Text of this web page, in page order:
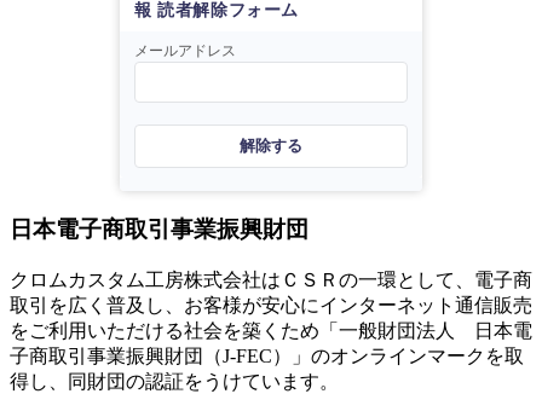
報 読者解除フォーム
メールアドレス
解除する
日本電子商取引事業振興財団
クロムカスタム工房株式会社はＣＳＲの一環として、電子商
取引を広く普及し、お客様が安心にインターネット通信販売
をご利用いただける社会を築くため「一般財団法人 日本電
子商取引事業振興財団（J-FEC）」のオンラインマークを取
得し、同財団の認証をうけています。